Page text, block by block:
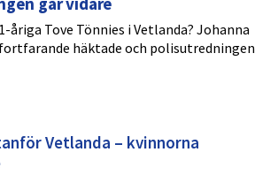
åriga Tove Tönnies i Vetlanda? Johanna
häktade och polisutredningen
Vetlanda – kvinnorna